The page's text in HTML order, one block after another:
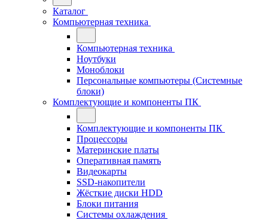
Каталог
Компьютерная техника
Компьютерная техника
Ноутбуки
Моноблоки
Персональные компьютеры (Системные
блоки)
Комплектующие и компоненты ПК
Комплектующие и компоненты ПК
Процессоры
Материнские платы
Оперативная память
Видеокарты
SSD-накопители
Жёсткие диски HDD
Блоки питания
Системы охлаждения